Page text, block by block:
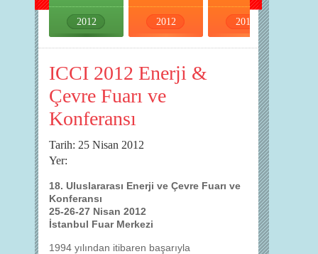
2012 2012 2012
ICCI 2012 Enerji &
Çevre Fuarı ve
Konferansı
Tarih: 25 Nisan 2012
Yer:
18. Uluslararası Enerji ve Çevre Fuarı ve
Konferansı
25-26-27 Nisan 2012
İstanbul Fuar Merkezi
1994 yılından itibaren başarıyla